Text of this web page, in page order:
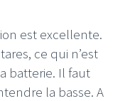
est excellente.
ce qui n’est
batterie. Il faut
la basse. A